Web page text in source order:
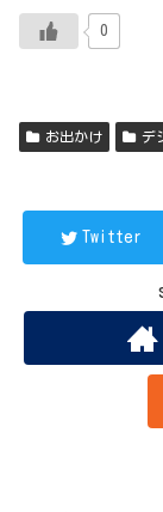
0
お出かけ デ
Twitter